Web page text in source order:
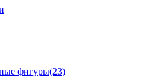
фигуры(23)